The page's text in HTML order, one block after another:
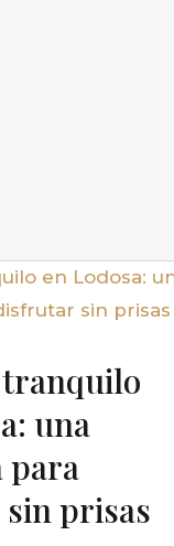
una
para
prisas